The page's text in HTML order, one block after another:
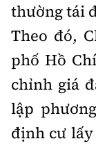
Hotline:
0901 514 799
Email:
Cấm sao
chấp thuận
thường tái
Theo đó,
phố Hồ
chỉnh giá
lập
định cư